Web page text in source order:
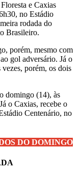
e Caxias
no Estádio
rodada do
Brasileiro.
porém, mesmo com
gol adversário. Já o
porém, os dois
domingo (14), às
o Caxias, recebe o
Centenário, no
DO DOMINGO